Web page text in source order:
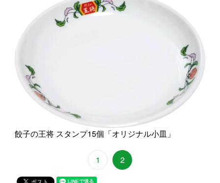
餃子の王将 スタンプ15個「オリジナル小皿」
1 2